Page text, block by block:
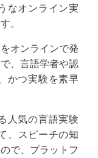
なオンライン実
。
オンラインで発
、言語学者や認
かつ実験を素早
人気の言語実験
、スピーチの知
で、プラットフ